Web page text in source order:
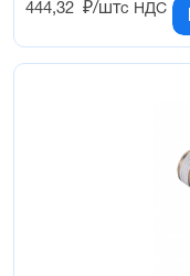
444,32 ₽/штс НДС